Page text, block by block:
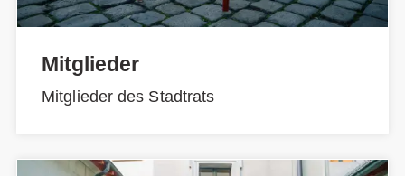
Mitglieder
Mitglieder des Stadtrats